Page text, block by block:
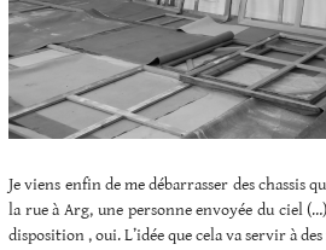
Je viens enfin de me débarrasser des chassis
la rue à Arg, une personne envoyée du ciel
disposition , oui. L’idée que cela va servir à